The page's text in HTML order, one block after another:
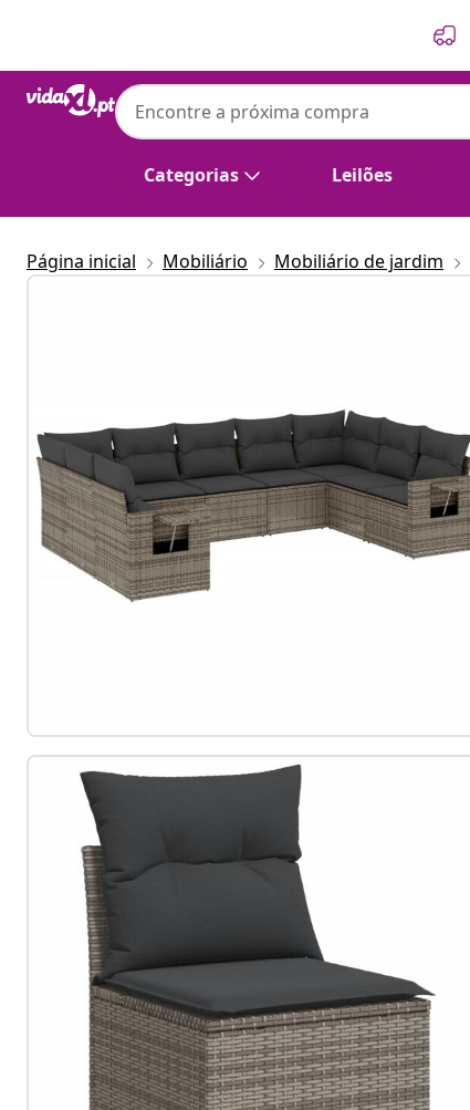
Categorias Leilões
Página inicial Mobiliário Mobiliário de jardim